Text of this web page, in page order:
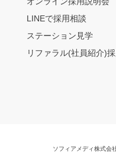
LINEで採用相談
ステーション見学
リファラル(社員紹介)採
ソフィアメディ株式会